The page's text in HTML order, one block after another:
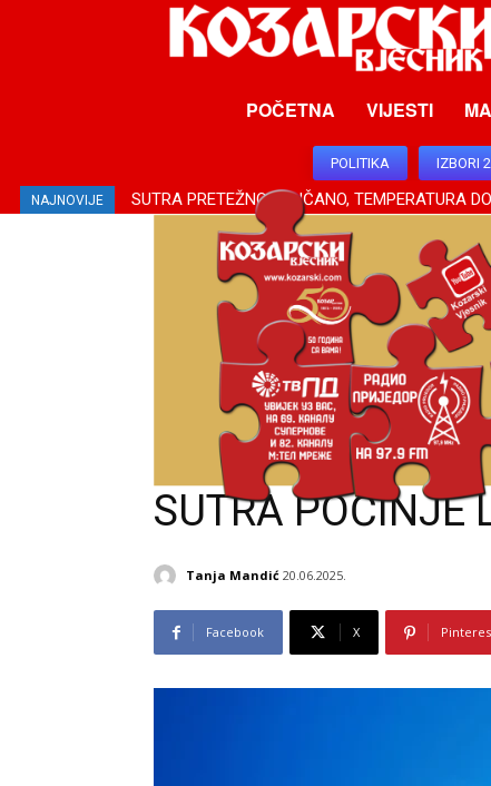
POČETNA VIJESTI
POLITIKA IZBORI
NAJNOVIJE SUTRA PRETEŽNO SUNČANO, TEMPERATURA
SUTRA POČINJE
Tanja Mandić 20.06.2025.
Facebook X